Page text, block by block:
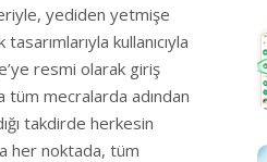
yediden yetmişe
kullanıcıyla
resmi olarak giriş
tüm mecralarda adından
takdirde herkesin
her noktada, tüm